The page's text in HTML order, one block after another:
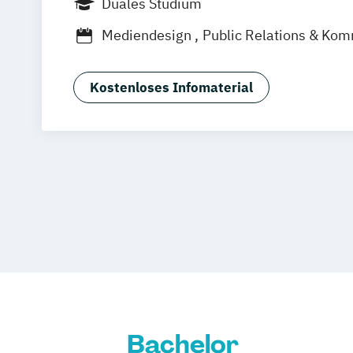
Online-Campus Augsburg Bielefeld
Stuttgart deutschlandweit
Mediendesign
Public Relations &
Kostenloses Infomaterial
Bachelor